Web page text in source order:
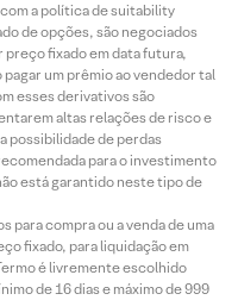
a política de suitability
de opções, são negociados
preço fixado em data futura,
um prêmio ao vendedor tal
esses derivativos são
altas relações de risco e
possibilidade de perdas
para o investimento
está garantido neste tipo de
compra ou a venda de uma
fixado, para liquidação em
é livremente escolhido
de 16 dias e máximo de 999